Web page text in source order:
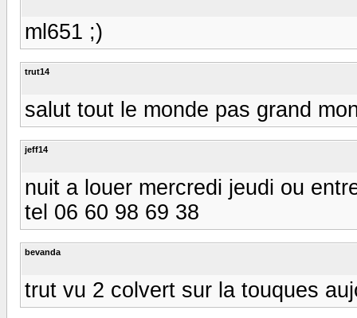
ml651 ;)
trut14
salut tout le monde pas grand
jeff14
nuit a louer mercredi jeudi ou
tel 06 60 98 69 38
bevanda
trut vu 2 colvert sur la touques